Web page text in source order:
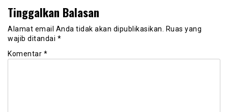
Tinggalkan Balasan
Alamat email Anda tidak akan dipublikasikan.
Ruas yang
wajib ditandai *
Komentar *